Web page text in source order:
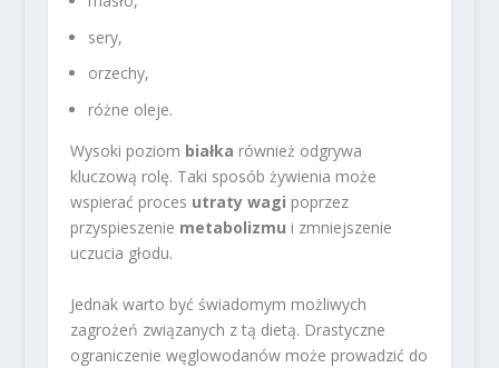
sery,
orzechy,
różne oleje.
Wysoki poziom białka również odgrywa
kluczową rolę. Taki sposób żywienia może
wspierać proces utraty wagi poprzez
przyspieszenie metabolizmu i zmniejszenie
uczucia głodu.
Jednak warto być świadomym możliwych
zagrożeń związanych z tą dietą. Drastyczne
ograniczenie węglowodanów może prowadzić do